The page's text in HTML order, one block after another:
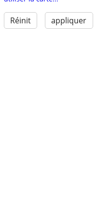
Réinit appliquer